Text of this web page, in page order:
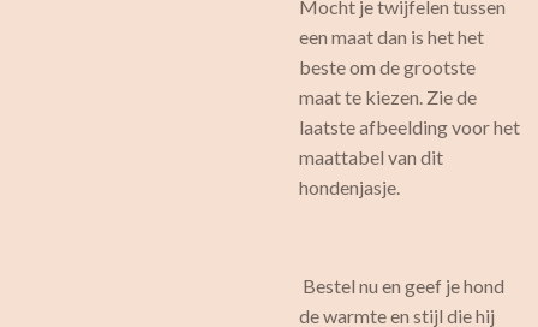
Mocht je twijfelen tussen
een maat dan is het het
beste om de grootste
maat te kiezen. Zie de
laatste afbeelding voor het
maattabel van dit
hondenjasje.
Bestel nu en geef je hond
de warmte en stijl die hij